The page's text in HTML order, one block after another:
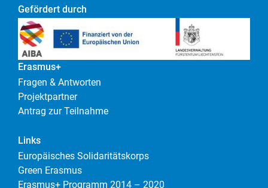
Gefördert durch
Erasmus+
Fragen & Antworten
Projektpartner
Antrag zur Teilnahme
Links
Europäisches Solidaritätskorps
Green Erasmus
Erasmus+ Programm 2014 – 2020